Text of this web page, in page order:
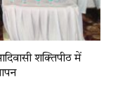
शक्तिपीठ में